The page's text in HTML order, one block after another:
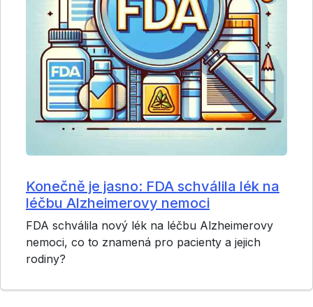
Konečně je jasno: FDA schválila lék na
léčbu Alzheimerovy nemoci
FDA schválila nový lék na léčbu Alzheimerovy
nemoci, co to znamená pro pacienty a jejich
rodiny?